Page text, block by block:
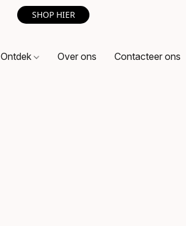
SHOP HIER
Ontdek Over ons Contacteer ons